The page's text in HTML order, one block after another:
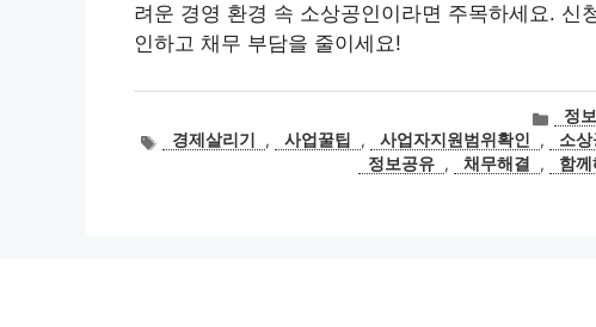
려운 경영 환경 속 소상공인이라면 주목하세요.
인하고 채무 부담을 줄이세요!
카
테
고
정보
태경제살리기 , 사업꿀팁 , 사업자지원범위확인 , 소상
정보공유 , 채무해결 , 함께